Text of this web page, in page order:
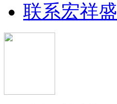
联系宏祥盛